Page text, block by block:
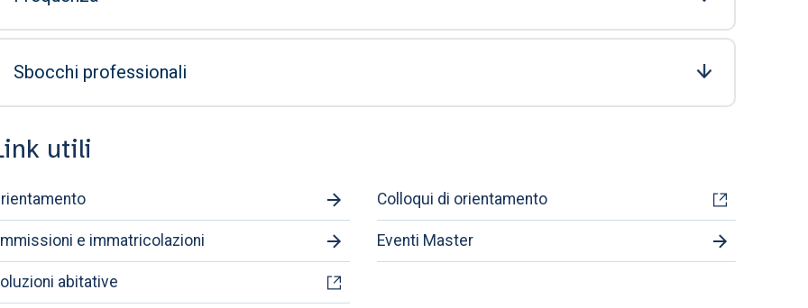
Sbocchi professionali
utili
Colloqui di orientamento
e immatricolazioni Eventi Master
abitative